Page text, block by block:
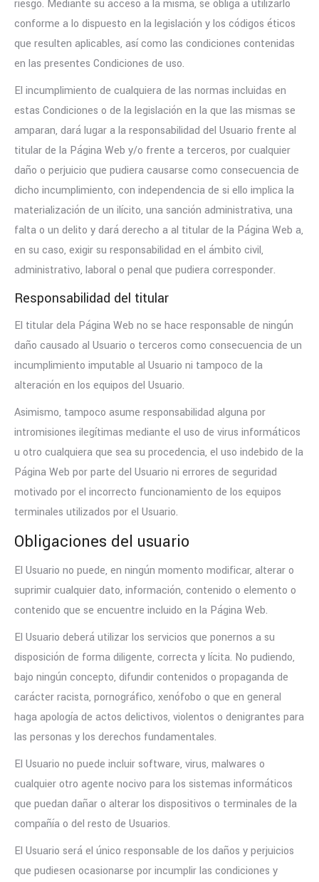
riesgo. Mediante su acceso a la misma, se obliga a utilizarlo
conforme a lo dispuesto en la legislación y los códigos éticos
que resulten aplicables, así como las condiciones contenidas
en las presentes Condiciones de uso.
El incumplimiento de cualquiera de las normas incluidas en
estas Condiciones o de la legislación en la que las mismas se
amparan, dará lugar a la responsabilidad del Usuario frente al
titular de la Página Web y/o frente a terceros, por cualquier
daño o perjuicio que pudiera causarse como consecuencia de
dicho incumplimiento, con independencia de si ello implica la
materialización de un ilícito, una sanción administrativa, una
falta o un delito y dará derecho a al titular de la Página Web a,
en su caso, exigir su responsabilidad en el ámbito civil,
administrativo, laboral o penal que pudiera corresponder.
Responsabilidad del titular
El titular dela Página Web no se hace responsable de ningún
daño causado al Usuario o terceros como consecuencia de un
incumplimiento imputable al Usuario ni tampoco de la
alteración en los equipos del Usuario.
Asimismo, tampoco asume responsabilidad alguna por
intromisiones ilegítimas mediante el uso de virus informáticos
u otro cualquiera que sea su procedencia, el uso indebido de la
Página Web por parte del Usuario ni errores de seguridad
motivado por el incorrecto funcionamiento de los equipos
terminales utilizados por el Usuario.
Obligaciones del usuario
El Usuario no puede, en ningún momento modificar, alterar o
suprimir cualquier dato, información, contenido o elemento o
contenido que se encuentre incluido en la Página Web.
El Usuario deberá utilizar los servicios que ponernos a su
disposición de forma diligente, correcta y lícita. No pudiendo,
bajo ningún concepto, difundir contenidos o propaganda de
carácter racista, pornográfico, xenófobo o que en general
haga apología de actos delictivos, violentos o denigrantes para
las personas y los derechos fundamentales.
El Usuario no puede incluir software, virus, malwares o
cualquier otro agente nocivo para los sistemas informáticos
que puedan dañar o alterar los dispositivos o terminales de la
compañía o del resto de Usuarios.
El Usuario será el único responsable de los daños y perjuicios
que pudiesen ocasionarse por incumplir las condiciones y